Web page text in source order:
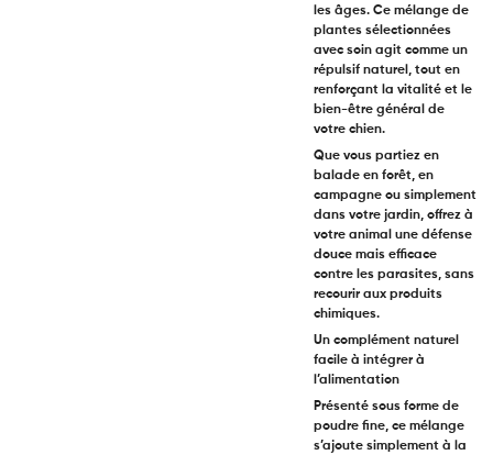
les âges. Ce mélange de
plantes sélectionnées
avec soin agit comme un
répulsif naturel, tout en
renforçant la vitalité et le
bien-être général de
votre chien.
Que vous partiez en
balade en forêt, en
campagne ou simplement
dans votre jardin, offrez à
votre animal une défense
douce mais efficace
contre les parasites, sans
recourir aux produits
chimiques.
Un complément naturel
facile à intégrer à
l’alimentation
Présenté sous forme de
poudre fine, ce mélange
s’ajoute simplement à la